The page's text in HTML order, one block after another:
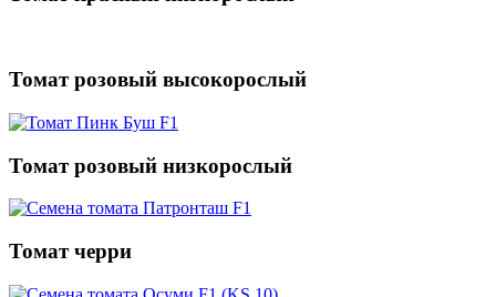
Томат розовый высокорослый
Томат розовый низкорослый
Томат черри